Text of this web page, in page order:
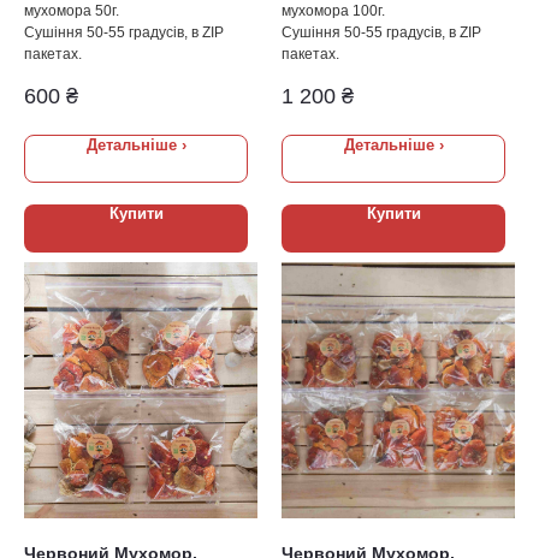
мухомора 50г.
Сушіння 50-55 градусів, в ZIP
пакетах.
600 ₴
Детальніше ›
Купити
мухомора 100г.
Сушіння 50-55 градусів, в ZIP
пакетах.
1 200 ₴
Детальніше ›
Купити
Червоний Мухомор,
Червоний Мухомор,
ЗАМОВИТИ
Цілі капелюшки
мухоморів
Цілі та частково
ламані капелюшки
Сушіння при 50-55